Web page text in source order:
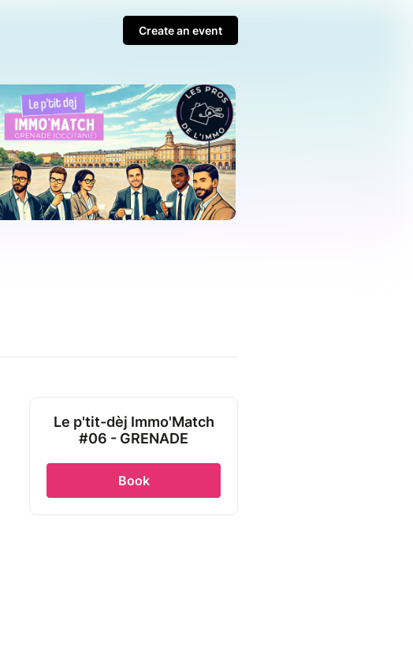
Create an event
Le p'tit-dèj Immo'Match
#06 - GRENADE
Book